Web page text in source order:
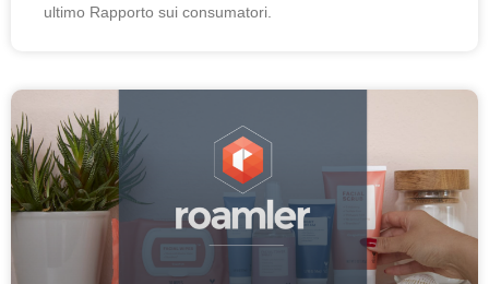
ultimo Rapporto sui consumatori.